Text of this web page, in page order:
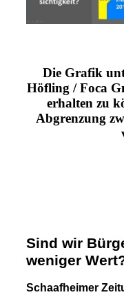
Die Grafik
Höfling / Foca
erhalten zu
Abgrenzung
Sind wir
weniger
Schaafheimer